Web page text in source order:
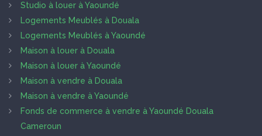
Studio à louer à Yaoundé
Logements Meublés à Douala
Logements Meublés à Yaoundé
Maison à louer à Douala
Maison à louer à Yaoundé
Maison à vendre à Douala
Maison à vendre à Yaoundé
Fonds de commerce à vendre à Yaoundé Douala
Cameroun